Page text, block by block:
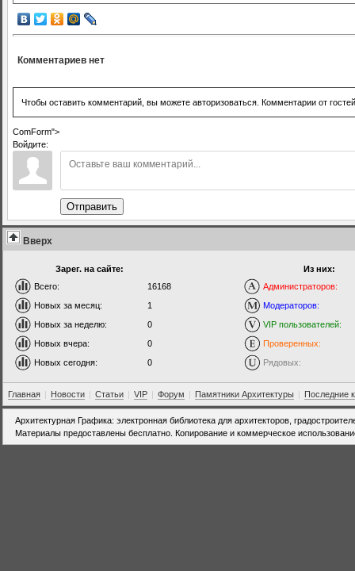
Комментариев нет
Чтобы оставить комментарий, вы можете авторизоваться. Комментарии от
ComForm">
Войдите:
Отправить
Вверх
Зарег. на сайте:
Всего:
16168
Новых за месяц:
1
Новых за неделю:
0
Новых вчера:
0
Новых сегодня:
0
Из них:
Администраторов:
Модераторов:
VIP пользователей:
Проверенных:
Рядовых:
Главная | Новости | Статьи | VIP | Форум | Памятники Архитектуры | Последние
Архитектурная Графика: электронная библиотека для архитекторов,
Материалы предоставлены бесплатно. Копирование и коммерческое